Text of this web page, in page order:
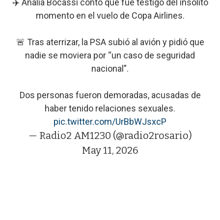
✈️ Analía Bocassi contó que fue testigo del insólito
momento en el vuelo de Copa Airlines.
🚨 Tras aterrizar, la PSA subió al avión y pidió que
nadie se moviera por “un caso de seguridad
nacional”.
Dos personas fueron demoradas, acusadas de
haber tenido relaciones sexuales.
pic.twitter.com/UrBbWJsxcP
— Radio2 AM1230 (@radio2rosario)
May 11, 2026